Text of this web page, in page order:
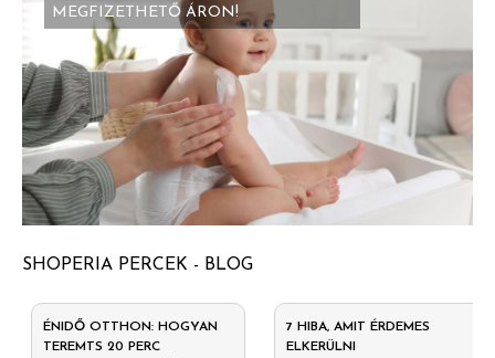
MEGFIZETHETŐ ÁRON!
SHOPERIA PERCEK - BLOG
ÉNIDŐ OTTHON: HOGYAN
TEREMTS 20 PERC
7 HIBA, AMIT ÉRDEMES
ELKERÜLNI